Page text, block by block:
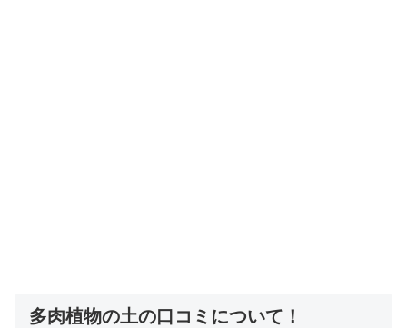
多肉植物の土の口コミについて！